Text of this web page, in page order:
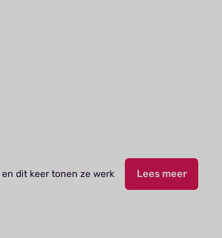
dit keer tonen ze werk
Lees meer